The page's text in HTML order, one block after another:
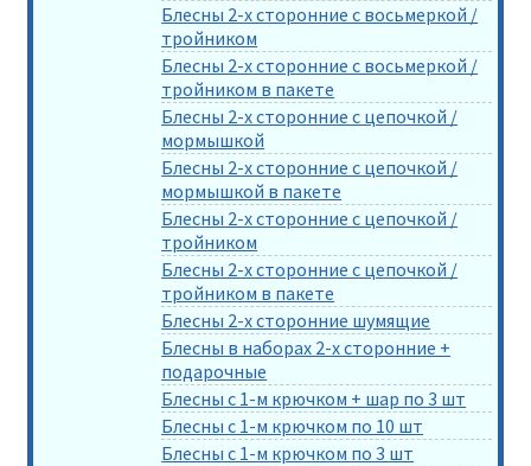
Блесны 2-х сторонние с восьмеркой /
тройником
Блесны 2-х сторонние с восьмеркой /
тройником в пакете
Блесны 2-х сторонние с цепочкой /
мормышкой
Блесны 2-х сторонние с цепочкой /
мормышкой в пакете
Блесны 2-х сторонние с цепочкой /
тройником
Блесны 2-х сторонние с цепочкой /
тройником в пакете
Блесны 2-х сторонние шумящие
Блесны в наборах 2-х сторонние +
подарочные
Блесны с 1-м крючком + шар по 3 шт
Блесны с 1-м крючком по 10 шт
Блесны с 1-м крючком по 3 шт